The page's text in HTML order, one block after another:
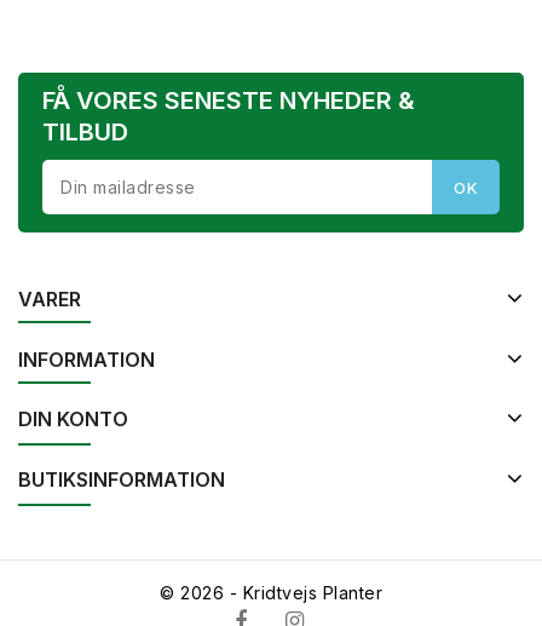
FÅ VORES SENESTE NYHEDER &
TILBUD
VARER
INFORMATION
DIN KONTO
BUTIKSINFORMATION
© 2026 - Kridtvejs Planter